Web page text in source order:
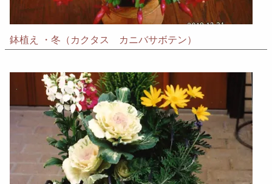
鉢植え ・冬（カクタス カニバサボテン）